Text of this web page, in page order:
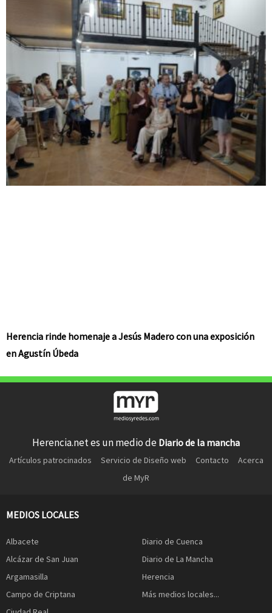
Herencia rinde homenaje a Jesús Madero con una exposición
en Agustín Úbeda
Herencia.net es un medio de Diario de la mancha
Artículos patrocinados Servicio de Diseño web Contacto
Acerca
de MyR
MEDIOS LOCALES
Albacete
Alcázar de San Juan
Argamasilla
Campo de Criptana
Diario de Cuenca
Diario de La Mancha
Herencia
Más medios locales...